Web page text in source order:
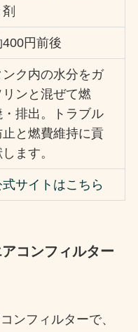
400円前後
ンク内の水分をガ
リンと混ぜて燃
・排出。トラブル
止と燃費維持に貢
ます。
式サイトはこちら
コンフィルター
ンフィルターで、